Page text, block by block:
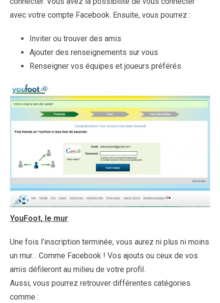
avec votre compte Facebook. Ensuite, vous pourrez :
Inviter ou trouver des amis
Ajouter des renseignements sur vous
Renseigner vos équipes et joueurs préférés
YouFoot, le mur
Une fois l’inscription terminée, vous aurez ni plus ni moins
un mur… Comme Facebook ! Vos ajouts ou ceux de vos
amis défileront au milieu de votre profil.
Aussi, vous pourrez retrouver différentes catégories
comme :